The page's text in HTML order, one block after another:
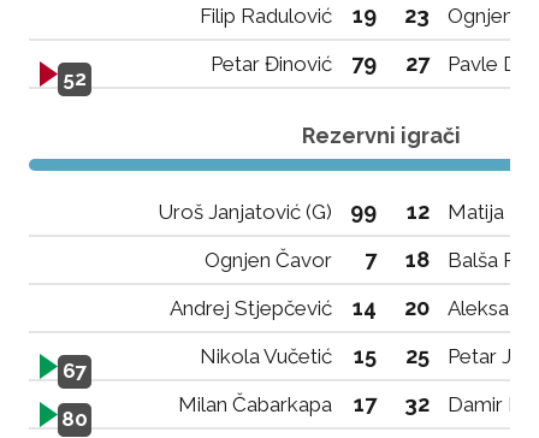
Filip Radulović
19 23 Ognjen
52
Petar Đinović 79 27 Pavle
Rezervni igrači
Uroš Janjatović (G) 99 12
Matija
Ognjen Čavor
7 18
Balša
Andrej Stjepčević
14 20 Aleksa
67
Nikola Vučetić 15 25 Petar
80
Milan Čabarkapa 17 32
Damir